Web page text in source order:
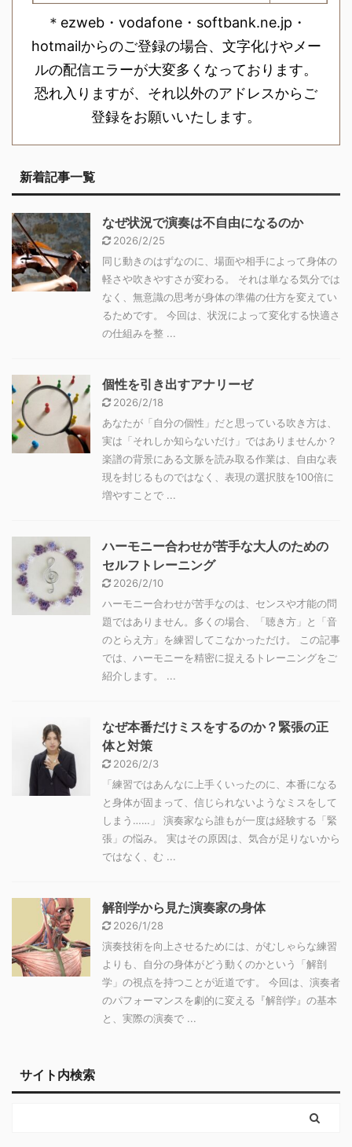
＊ezweb・vodafone・softbank.ne.jp・
hotmailからのご登録の場合、文字化けやメー
ルの配信エラーが大変多くなっております。
恐れ入りますが、それ以外のアドレスからご
登録をお願いいたします。
新着記事一覧
なぜ状況で演奏は不自由になるのか
2026/2/25
同じ動きのはずなのに、場面や相手によって身体の
軽さや吹きやすさが変わる。 それは単なる気分では
なく、無意識の思考が身体の準備の仕方を変えてい
るためです。 今回は、状況によって変化する快適さ
の仕組みを整 ...
個性を引き出すアナリーゼ
2026/2/18
あなたが「自分の個性」だと思っている吹き方は、
実は「それしか知らないだけ」ではありませんか？
楽譜の背景にある文脈を読み取る作業は、自由な表
現を封じるものではなく、表現の選択肢を100倍に
増やすことで ...
ハーモニー合わせが苦手な大人のための
セルフトレーニング
2026/2/10
ハーモニー合わせが苦手なのは、センスや才能の問
題ではありません。多くの場合、「聴き方」と「音
のとらえ方」を練習してこなかっただけ。 この記事
では、ハーモニーを精密に捉えるトレーニングをご
紹介します。 ...
なぜ本番だけミスをするのか？緊張の正
体と対策
2026/2/3
「練習ではあんなに上手くいったのに、本番になる
と身体が固まって、信じられないようなミスをして
しまう……」 演奏家なら誰もが一度は経験する「緊
張」の悩み。 実はその原因は、気合が足りないから
ではなく、む ...
解剖学から見た演奏家の身体
2026/1/28
演奏技術を向上させるためには、がむしゃらな練習
よりも、自分の身体がどう動くのかという「解剖
学」の視点を持つことが近道です。 今回は、演奏者
のパフォーマンスを劇的に変える『解剖学』の基本
と、実際の演奏で ...
サイト内検索